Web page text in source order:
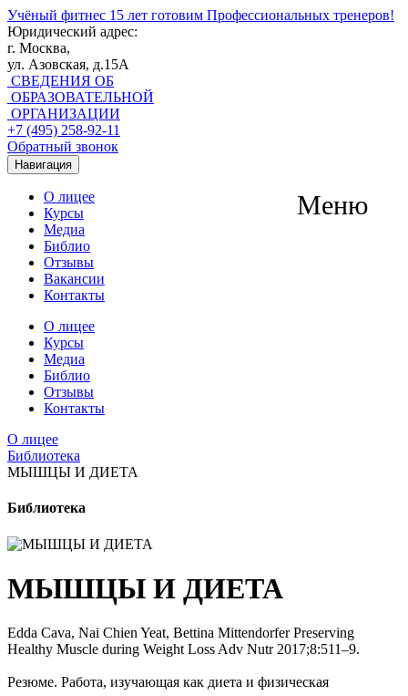
Учёный фитнес 15 лет готовим Профессиональных тренеров!
Юридический адрес:
г. Москва,
ул. Азовская, д.15А
СВЕДЕНИЯ ОБ
ОБРАЗОВАТЕЛЬНОЙ
ОРГАНИЗАЦИИ
+7 (495) 258-92-11
Обратный звонок
Навигация
Меню
О лицее
Курсы
Медиа
Библио
Отзывы
Вакансии
Контакты
О лицее
Курсы
Медиа
Библио
Отзывы
Контакты
О лицее
Библиотека
МЫШЦЫ И ДИЕТА
Библиотека
МЫШЦЫ И ДИЕТА
Edda Cava, Nai Chien Yeat, Bettina Mittendorfer Preserving
Healthy Muscle during Weight Loss Adv Nutr 2017;8:511–9.
Резюме. Работа, изучающая как диета и физическая